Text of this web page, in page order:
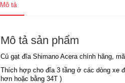
Mô tả
Mô tả sản phẩm
Củ gạt đĩa Shimano Acera chính hãng,
Thích hợp cho đĩa 3 tầng ở các dòng xe
hơn hoặc bằng 34T )